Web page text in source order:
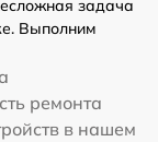
задача
Выполним
ремонта
в нашем